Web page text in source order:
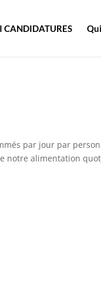
CANDIDATURES
par jour par
notre alimentation